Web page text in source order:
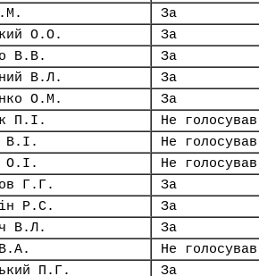
За
О.О.
За
В.В.
За
В.Л.
За
О.М.
За
П.І.
Не голосував
В.І.
Не голосував
О.І.
Не голосував
Г.Г.
За
Р.С.
За
В.Л.
За
Не голосував
П.Г.
За